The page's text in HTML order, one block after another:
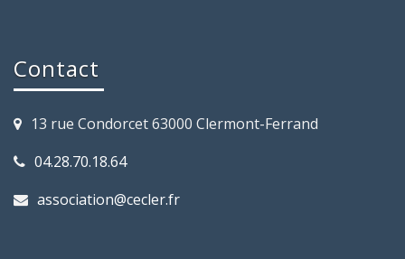
Contact
13 rue Condorcet 63000 Clermont-Ferrand
04.28.70.18.64
association@cecler.fr